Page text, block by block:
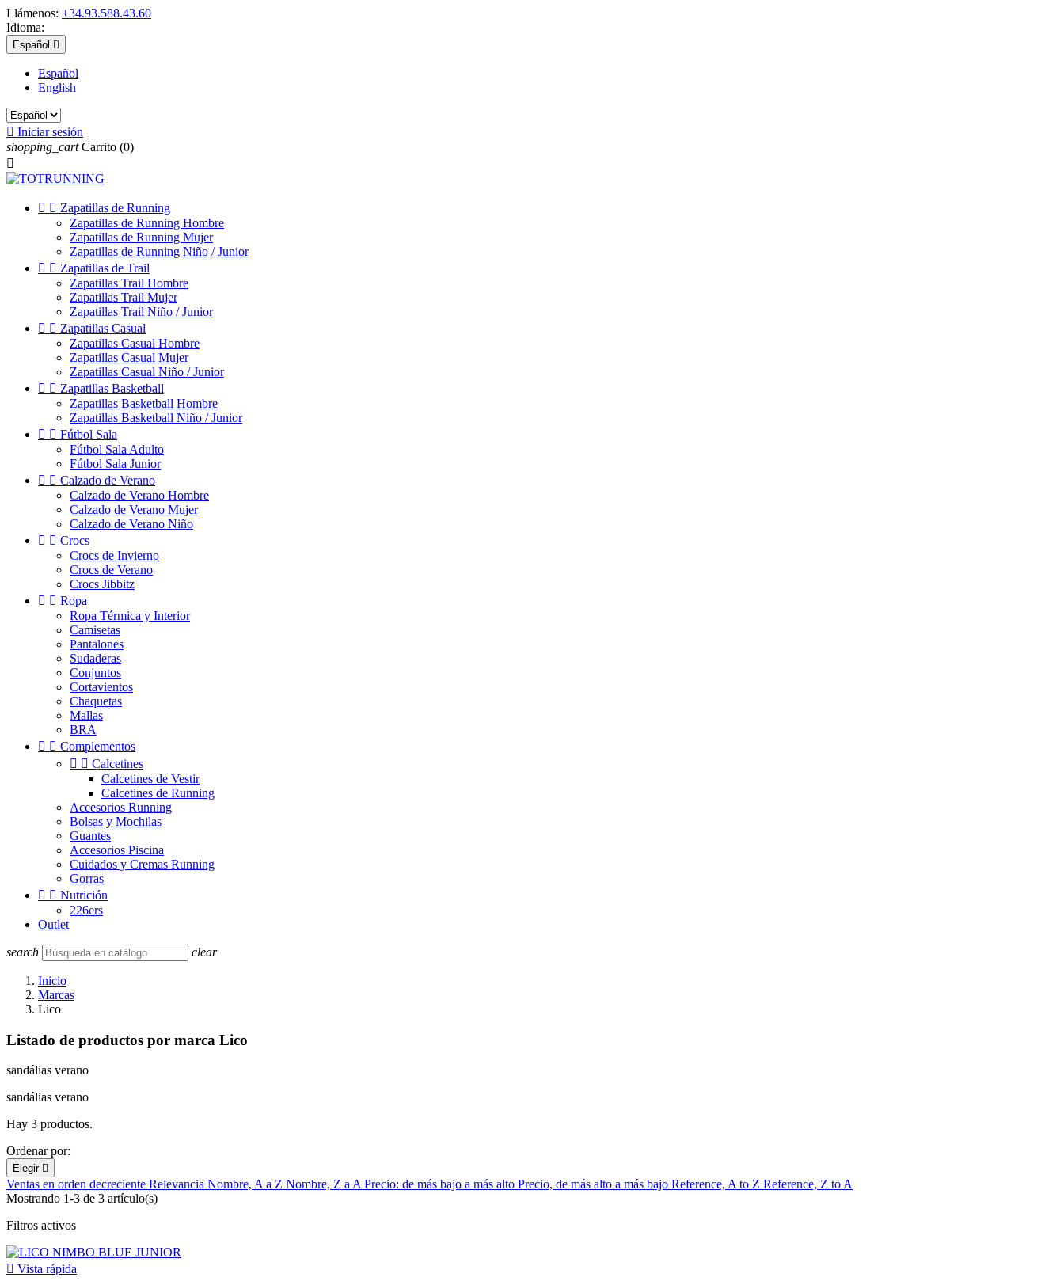
Llámenos: +34.93.588.43.60
Idioma:
Español 
Español
English
 Iniciar sesión
shopping_cart Carrito (0)

  Zapatillas de Running
Zapatillas de Running Hombre
Zapatillas de Running Mujer
Zapatillas de Running Niño / Junior
  Zapatillas de Trail
Zapatillas Trail Hombre
Zapatillas Trail Mujer
Zapatillas Trail Niño / Junior
  Zapatillas Casual
Zapatillas Casual Hombre
Zapatillas Casual Mujer
Zapatillas Casual Niño / Junior
  Zapatillas Basketball
Zapatillas Basketball Hombre
Zapatillas Basketball Niño / Junior
  Fútbol Sala
Fútbol Sala Adulto
Fútbol Sala Junior
  Calzado de Verano
Calzado de Verano Hombre
Calzado de Verano Mujer
Calzado de Verano Niño
  Crocs
Crocs de Invierno
Crocs de Verano
Crocs Jibbitz
  Ropa
Ropa Térmica y Interior
Camisetas
Pantalones
Sudaderas
Conjuntos
Cortavientos
Chaquetas
Mallas
BRA
  Complementos
  Calcetines
Calcetines de Vestir
Calcetines de Running
Accesorios Running
Bolsas y Mochilas
Guantes
Accesorios Piscina
Cuidados y Cremas Running
Gorras
  Nutrición
226ers
Outlet
search clear
Inicio
Marcas
Lico
Listado de productos por marca Lico
sandálias verano
sandálias verano
Hay 3 productos.
Ordenar por:
Elegir 
Ventas en orden decreciente Relevancia Nombre, A a Z Nombre, Z a APrecio: de más bajo a más alto Precio, de más alto a más bajo Reference, A to Z Reference, Z to A
Mostrando 1-3 de 3 artículo(s)
Filtros activos
 Vista rápida